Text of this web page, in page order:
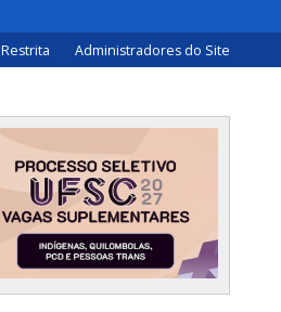
Administradores do Site